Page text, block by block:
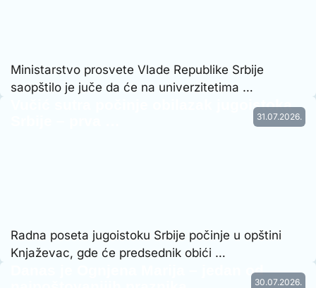
Ministarstvo prosvete Vlade Republike Srbije
saopštilo je juče da će na univerzitetima …
31.07.2026.
Vučić sutra počinje obilazak jugoistoka
Radna poseta jugoistoku Srbije počinje u opštini
Knjaževac, gde će predsednik obići …
30.07.2026.
Danas je Ognjena Marija – jedan od